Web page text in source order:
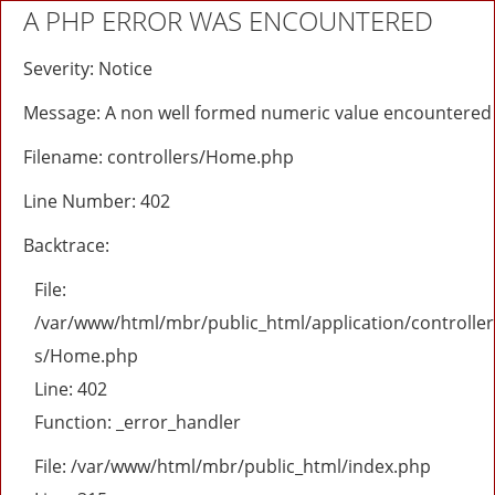
A PHP ERROR WAS ENCOUNTERED
Severity: Notice
Message: A non well formed numeric value encountered
Filename: controllers/Home.php
Line Number: 402
Backtrace:
File:
/var/www/html/mbr/public_html/application/controller
s/Home.php
Line: 402
Function: _error_handler
File: /var/www/html/mbr/public_html/index.php